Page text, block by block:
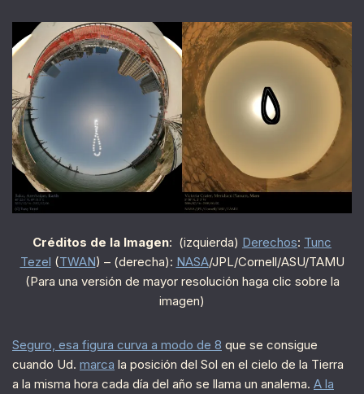
Créditos de la Imagen: (izquierda) Derechos: Tunc
Tezel (TWAN) – (derecha): NASA/JPL/Cornell/ASU/TAMU
(Para una versión de mayor resolución haga clic sobre la
imagen)
Seguro, esa figura curva a modo de 8 que se consigue
cuando Ud. marca la posición del Sol en el cielo de la Tierra
a la misma hora cada día del año se llama un analema. A la